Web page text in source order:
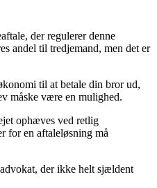
der regulerer denne
andel til tredjemand, men det er
til at betale din bror ud,
måske være en mulighed.
ophæves ved retlig
for en aftaleløsning må
der ikke helt sjældent